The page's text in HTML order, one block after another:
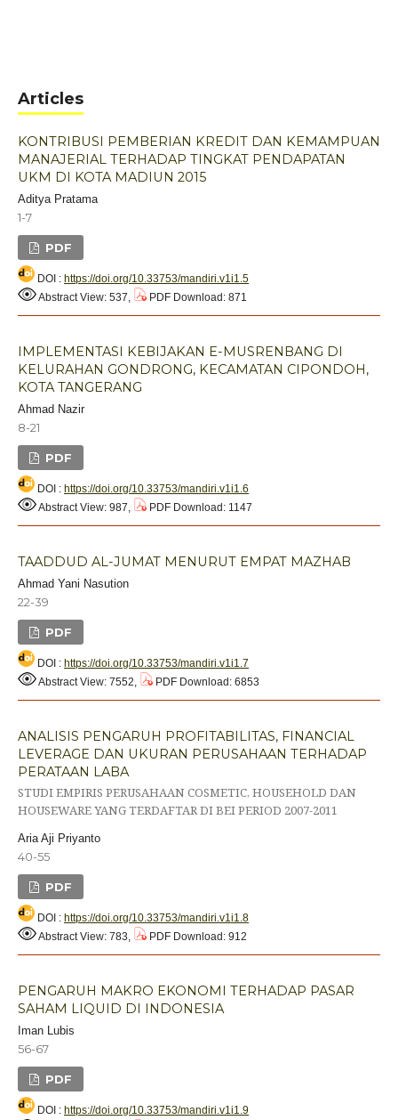
Articles
KONTRIBUSI PEMBERIAN KREDIT DAN KEMAMPUAN
MANAJERIAL TERHADAP TINGKAT PENDAPATAN
UKM DI KOTA MADIUN 2015
Aditya Pratama
1-7
PDF
DOI : https://doi.org/10.33753/mandiri.v1i1.5
Abstract View: 537,
PDF Download: 871
IMPLEMENTASI KEBIJAKAN E-MUSRENBANG DI
KELURAHAN GONDRONG, KECAMATAN CIPONDOH,
KOTA TANGERANG
Ahmad Nazir
8-21
PDF
DOI : https://doi.org/10.33753/mandiri.v1i1.6
Abstract View: 987,
PDF Download: 1147
TAADDUD AL-JUMAT MENURUT EMPAT MAZHAB
Ahmad Yani Nasution
22-39
PDF
DOI : https://doi.org/10.33753/mandiri.v1i1.7
Abstract View: 7552,
PDF Download: 6853
ANALISIS PENGARUH PROFITABILITAS, FINANCIAL
LEVERAGE DAN UKURAN PERUSAHAAN TERHADAP
PERATAAN LABA
STUDI EMPIRIS PERUSAHAAN COSMETIC, HOUSEHOLD DAN
HOUSEWARE YANG TERDAFTAR DI BEI PERIOD 2007-2011
Aria Aji Priyanto
40-55
PDF
DOI : https://doi.org/10.33753/mandiri.v1i1.8
Abstract View: 783,
PDF Download: 912
PENGARUH MAKRO EKONOMI TERHADAP PASAR
SAHAM LIQUID DI INDONESIA
Iman Lubis
56-67
PDF
DOI : https://doi.org/10.33753/mandiri.v1i1.9